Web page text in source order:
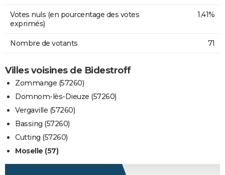
Votes nuls (en pourcentage des votes
exprimés)
1,41%
Nombre de votants 71
Villes voisines de Bidestroff
Zommange (57260)
Domnom-lès-Dieuze (57260)
Vergaville (57260)
Bassing (57260)
Cutting (57260)
Moselle (57)